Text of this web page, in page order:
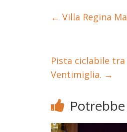
← Villa Regina
Pista ciclabile
Ventimiglia. →